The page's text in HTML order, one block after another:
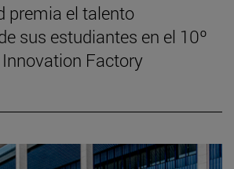
premia el talento
sus estudiantes en el 10º
Factory